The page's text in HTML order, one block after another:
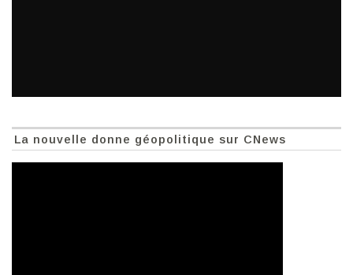
La nouvelle donne géopolitique sur CNews